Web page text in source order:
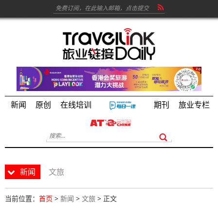
新闻 原创 在线培训 期刊 旅业专栏
新闻 文旅
当前位置： 首页 > 新闻 > 文旅 > 正文